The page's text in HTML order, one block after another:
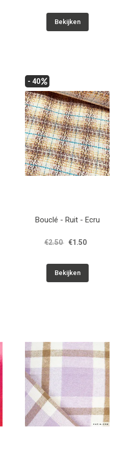
Bekijken
- 40
Bouclé - Ruit - Ecru
€2.50 €1.50
Bekijken